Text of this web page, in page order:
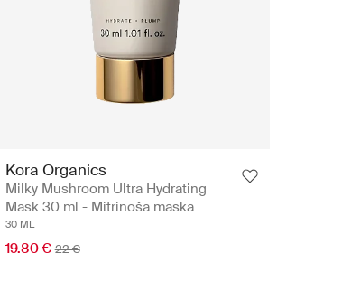
Kora Organics
Milky Mushroom Ultra Hydrating
Mask 30 ml - Mitrinoša maska
30 ML
19.80 € 22 €